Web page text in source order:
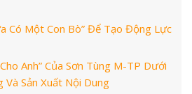
Có Một Con Bò” Để Tạo Động Lực
Anh” Của Sơn Tùng M-TP Dưới
Sản Xuất Nội Dung